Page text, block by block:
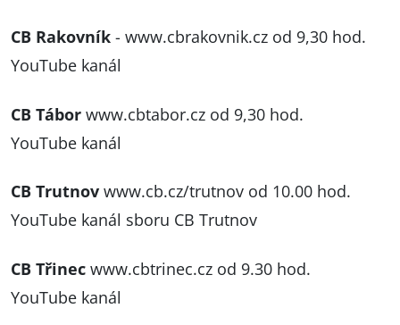
CB Rakovník - www.cbrakovnik.cz od 9,30 hod.
YouTube kanál
CB Tábor www.cbtabor.cz od 9,30 hod.
YouTube kanál
CB Trutnov www.cb.cz/trutnov od 10.00 hod.
YouTube kanál sboru CB Trutnov
CB Třinec www.cbtrinec.cz od 9.30 hod.
YouTube kanál